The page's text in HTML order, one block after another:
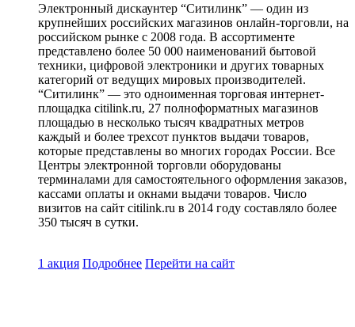
Электронный дискаунтер “Ситилинк” — один из
крупнейших российских магазинов онлайн-торговли, на
российском рынке с 2008 года. В ассортименте
представлено более 50 000 наименований бытовой
техники, цифровой электроники и других товарных
категорий от ведущих мировых производителей.
“Ситилинк” — это одноименная торговая интернет-
площадка citilink.ru, 27 полноформатных магазинов
площадью в несколько тысяч квадратных метров
каждый и более трехсот пунктов выдачи товаров,
которые представлены во многих городах России. Все
Центры электронной торговли оборудованы
терминалами для самостоятельного оформления заказов,
кассами оплаты и окнами выдачи товаров. Число
визитов на сайт citilink.ru в 2014 году составляло более
350 тысяч в сутки.
1 акция Подробнее Перейти на сайт